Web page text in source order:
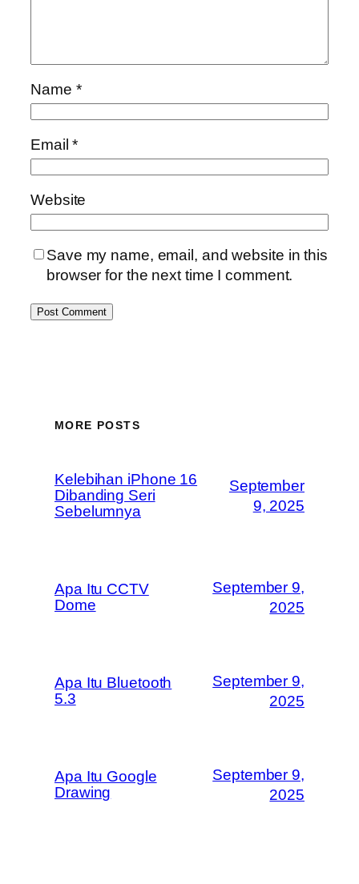
Name *
Email*
Website
Save my name, email, and website in this
browser for the next time I comment.
MORE POSTS
Kelebihan iPhone 16
Dibanding Seri
Sebelumnya
September
9, 2025
Apa Itu CCTV
Dome
September 9,
2025
Apa Itu Bluetooth
5.3
September 9,
2025
Apa Itu Google
Drawing
September 9,
2025